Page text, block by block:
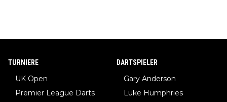
TURNIERE
UK Open
Premier League Darts
DARTSPIELER
Gary Anderson
Luke Humphries